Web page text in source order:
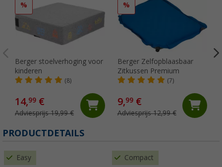
%
Berger stoelverhoging voor
kinderen
(8)
14,99 €
Adviesprijs 19,99 €
%
Berger Zelfopblaasbaar
Zitkussen Premium
(7)
9,99€
Adviesprijs 12,99 €
PRODUCTDETAILS
Easy Compact